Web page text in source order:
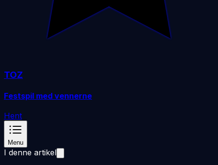
TOZ
Festspil med vennerne
Hent
Menu
I denne artikel